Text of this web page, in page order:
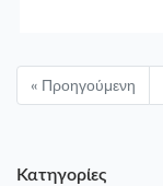
Κατηγορίες
« Προηγούμενη